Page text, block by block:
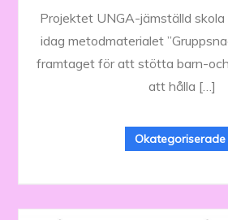
Projektet UNGA-jämställd
idag metodmaterialet
framtaget för att stötta barn-
att hålla […]
Okategoriserade